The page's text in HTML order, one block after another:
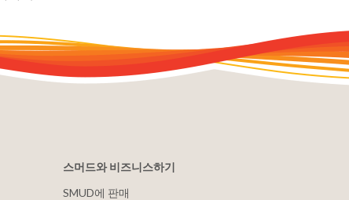
스머드와 비즈니스하기
SMUD에 판매